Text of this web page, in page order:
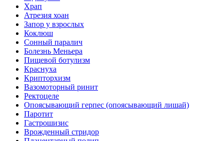
Храп
Атрезия хоан
Запор у взрослых
Коклюш
Сонный паралич
Болезнь Меньера
Пищевой ботулизм
Краснуха
Крипторхизм
Вазомоторный ринит
Ректоцеле
Опоясывающий герпес (опоясывающий лишай)
Паротит
Гастрошизис
Врожденный стридор